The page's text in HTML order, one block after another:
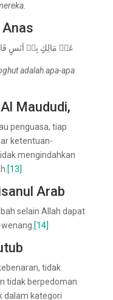
.
عَنۡ مَالِكٍ بِنۡ اَنَسٍ
adalah apa-apa
Maududi,
penguasa, tiap
ketentuan-
mengindahkan
[13]
Arab
selain Allah dapat
[14]
tidak
tidak berpedoman
dalam kategori